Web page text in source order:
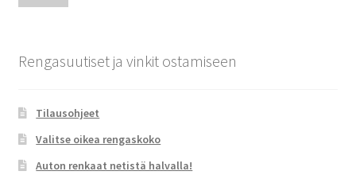
Rengasuutiset ja vinkit ostamiseen
Tilausohjeet
Valitse oikea rengaskoko
Auton renkaat netistä halvalla!